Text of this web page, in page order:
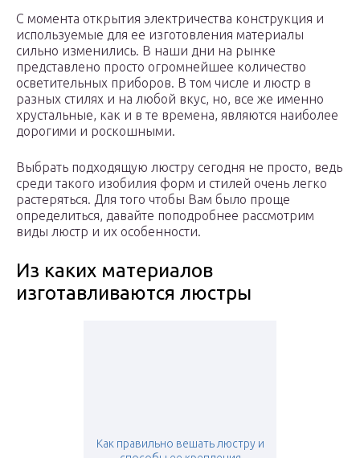
С момента открытия электричества конструкция и
используемые для ее изготовления материалы
сильно изменились. В наши дни на рынке
представлено просто огромнейшее количество
осветительных приборов. В том числе и люстр в
разных стилях и на любой вкус, но, все же именно
хрустальные, как и в те времена, являются наиболее
дорогими и роскошными.
Выбрать подходящую люстру сегодня не просто, ведь
среди такого изобилия форм и стилей очень легко
растеряться. Для того чтобы Вам было проще
определиться, давайте поподробнее рассмотрим
виды люстр и их особенности.
Из каких материалов
изготавливаются люстры
Как правильно вешать люстру и